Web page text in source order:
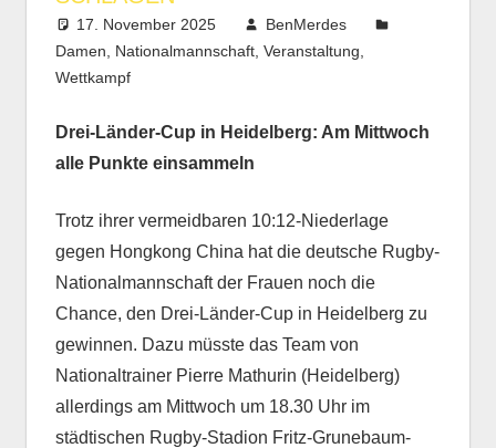
17. November 2025
BenMerdes
Damen
Nationalmannschaft, Veranstaltung
Wettkampf
Drei-Länder-Cup in Heidelberg: Am Mittwoch
alle Punkte einsammeln
Trotz ihrer vermeidbaren 10:12-Niederlage
gegen Hongkong China hat die deutsche Rugby-
Nationalmannschaft der Frauen noch die
Chance, den Drei-Länder-Cup in Heidelberg zu
gewinnen. Dazu müsste das Team von
Nationaltrainer Pierre Mathurin (Heidelberg)
allerdings am Mittwoch um 18.30 Uhr im
städtischen Rugby-Stadion Fritz-Grunebaum-